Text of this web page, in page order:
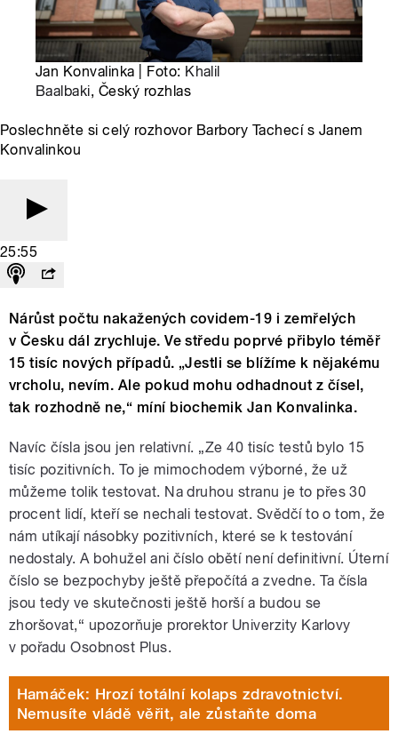
Jan Konvalinka | Foto: Khalil
Baalbaki, Český rozhlas
Poslechněte si celý rozhovor Barbory Tachecí s Janem
Konvalinkou
25:55
Nárůst počtu nakažených covidem-19 i zemřelých
v Česku dál zrychluje. Ve středu poprvé přibylo téměř
15 tisíc nových případů. „Jestli se blížíme k nějakému
vrcholu, nevím. Ale pokud mohu odhadnout z čísel,
tak rozhodně ne,“ míní biochemik Jan Konvalinka.
Navíc čísla jsou jen relativní. „Ze 40 tisíc testů bylo 15
tisíc pozitivních. To je mimochodem výborné, že už
můžeme tolik testovat. Na druhou stranu je to přes 30
procent lidí, kteří se nechali testovat. Svědčí to o tom, že
nám utíkají násobky pozitivních, které se k testování
nedostaly. A bohužel ani číslo obětí není definitivní. Úterní
číslo se bezpochyby ještě přepočítá a zvedne. Ta čísla
jsou tedy ve skutečnosti ještě horší a budou se
zhoršovat,“ upozorňuje prorektor Univerzity Karlovy
v pořadu Osobnost Plus.
Hamáček: Hrozí totální kolaps zdravotnictví.
Nemusíte vládě věřit, ale zůstaňte doma